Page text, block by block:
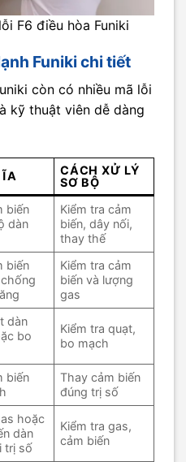
F6 điều hòa Funiki
Funiki chi tiết
còn có nhiều mã lỗi
kỹ thuật viên dễ dàng
CÁCH XỬ LÝ
SƠ BỘ
biến
dàn
Kiểm tra cảm
biến, dây nối,
thay thế
biến
Kiểm tra cảm
biến và lượng
gas
dàn
bo
Kiểm tra quạt,
bo mạch
biến
Thay cảm biến
đúng trị số
hoặc
dàn
trị số
Kiểm tra gas,
cảm biến